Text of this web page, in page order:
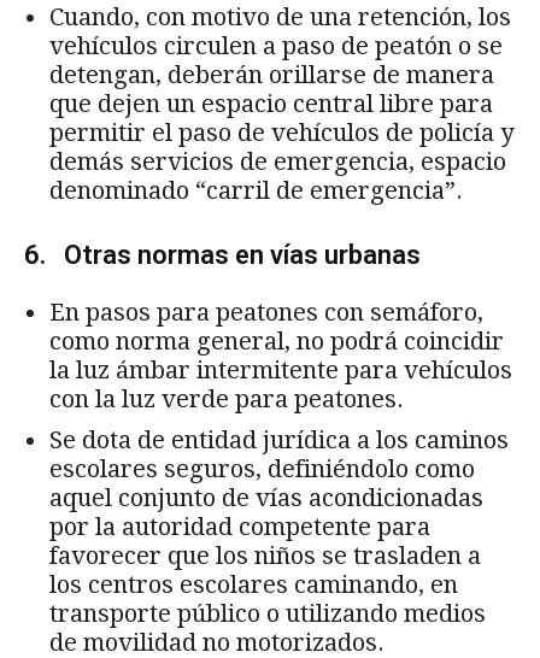
Cuando, con motivo de una retención, los
vehículos circulen a paso de peatón o se
detengan, deberán orillarse de manera
que dejen un espacio central libre para
permitir el paso de vehículos de policía y
demás servicios de emergencia, espacio
denominado “carril de emergencia”.
6. Otras normas en vías urbanas
En pasos para peatones con semáforo,
como norma general, no podrá coincidir
la luz ámbar intermitente para vehículos
con la luz verde para peatones.
Se dota de entidad jurídica a los caminos
escolares seguros, definiéndolo como
aquel conjunto de vías acondicionadas
por la autoridad competente para
favorecer que los niños se trasladen a
los centros escolares caminando, en
transporte público o utilizando medios
de movilidad no motorizados.